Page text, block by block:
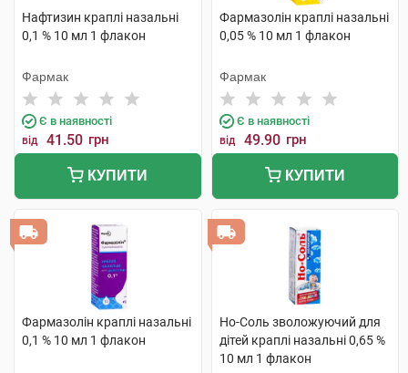
Нафтизин краплі назальні
0,1 % 10 мл 1 флакон
Фармак
Є в наявності
від 41.50 грн
КУПИТИ
Фармазолін краплі назальні
0,05 % 10 мл 1 флакон
Фармак
Є в наявності
від 49.90 грн
КУПИТИ
Фармазолін краплі назальні
0,1 % 10 мл 1 флакон
Но-Соль зволожуючий для
дітей краплі назальні 0,65 %
10 мл 1 флакон